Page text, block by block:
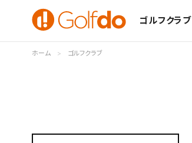
ゴルフクラブ
ホーム ゴルフクラブ